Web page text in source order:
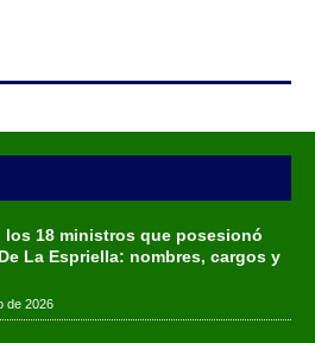
los 18 ministros que posesionó
La Espriella: nombres, cargos y
de 2026